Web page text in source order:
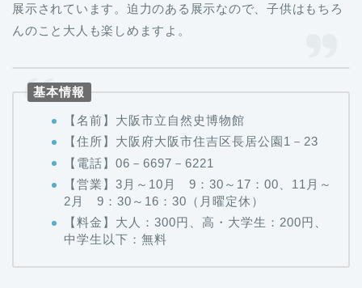
展示されています。迫力のある展示なので、子供はもちろ
んのこと大人も楽しめますよ。
基本情報
【名前】大阪市立自然史博物館
【住所】大阪府大阪市住吉区長居公園1－23
【電話】06－6697－6221
【営業】3月～10月 9：30～17：00、11月～
2月 9：30～16：30（月曜定休）
【料金】大人：300円、高・大学生：200円、
中学生以下：無料